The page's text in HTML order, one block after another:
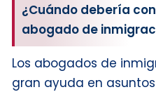
¿Cuándo debería
abogado de
Los abogados de
gran ayuda en